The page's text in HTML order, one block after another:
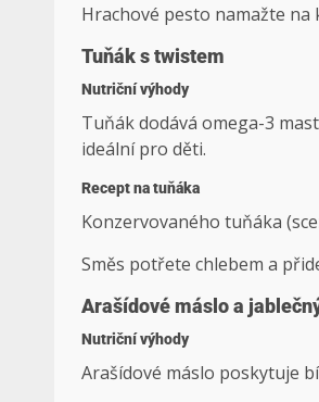
Hrachové pesto namažte na
Tuňák s twistem
Nutriční výhody
Tuňák dodává omega-3
ideální pro děti.
Recept na tuňáka
Konzervovaného tuňáka
Směs potřete chlebem a
Arašídové máslo a
Nutriční výhody
Arašídové máslo poskytuje